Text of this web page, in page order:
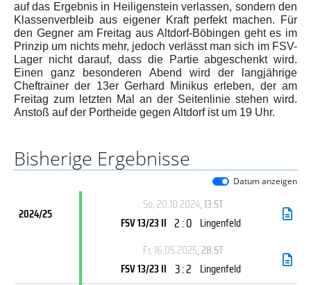
auf das Ergebnis in Heiligenstein verlassen, sondern den
Klassenverbleib aus eigener Kraft perfekt machen. Für
den Gegner am Freitag aus Altdorf-Böbingen geht es im
Prinzip um nichts mehr, jedoch verlässt man sich im FSV-
Lager nicht darauf, dass die Partie abgeschenkt wird.
Einen ganz besonderen Abend wird der langjährige
Cheftrainer der 13er Gerhard Minikus erleben, der am
Freitag zum letzten Mal an der Seitenlinie stehen wird.
Anstoß auf der Portheide gegen Altdorf ist um 19 Uhr.
Bisherige Ergebnisse
Datum anzeigen
2024/25
So, 20.10.2024, 13.ST
FSV 13/23 II 2 : 0 Lingenfeld
Fr, 16.05.2025, 28.ST
FSV 13/23 II 3 : 2 Lingenfeld